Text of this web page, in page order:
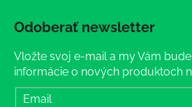
Odoberať newsletter
Vložte svoj e-mail a my Vám
informácie o nových produktoch
Email